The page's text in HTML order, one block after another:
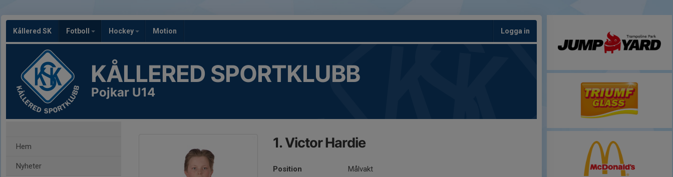
Kållered SK Fotboll Hockey Motion Logga in
KÅLLERED SPORTKLUBB
Pojkar U14
Hem
Nyheter
1. Victor Hardie
Position
Målvakt